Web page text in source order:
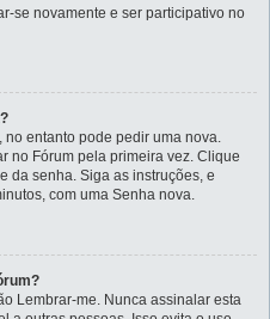
se novamente e ser participativo no
entanto pode pedir uma nova.
no Fórum pela primeira vez. Clique
da senha. Siga as instruções, e
com uma Senha nova.
Lembrar-me. Nunca assinalar esta